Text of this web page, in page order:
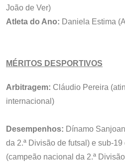
João de Ver)
Atleta do Ano: Daniela Estima
MÉRITOS DESPORTIVOS
Arbitragem: Cláudio Pereira
internacional)
Desempenhos: Dínamo
da 2.ª Divisão de futsal) e sub-
(campeão nacional da 2.ª